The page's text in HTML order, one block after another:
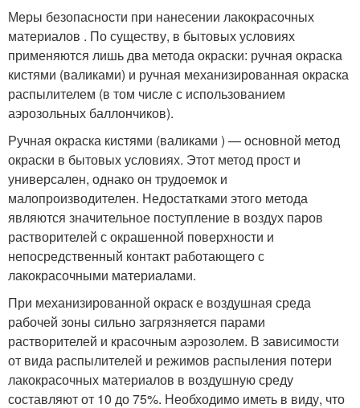
Меры безопасности при нанесении лакокрасочных
материалов . По существу, в бытовых условиях
применяются лишь два метода окраски: ручная окраска
кистями (валиками) и ручная механизированная окраска
распылителем (в том числе с использованием
аэрозольных баллончиков).
Ручная окраска кистями (валиками ) — основной метод
окраски в бытовых условиях. Этот метод прост и
универсален, однако он трудоемок и
малопроизводителен. Недостатками этого метода
являются значительное поступление в воздух паров
растворителей с окрашенной поверхности и
непосредственный контакт работающего с
лакокрасочными материалами.
При механизированной окраск е воздушная среда
рабочей зоны сильно загрязняется парами
растворителей и красочным аэрозолем. В зависимости
от вида распылителей и режимов распыления потери
лакокрасочных материалов в воздушную среду
составляют от 10 до 75%. Необходимо иметь в виду, что